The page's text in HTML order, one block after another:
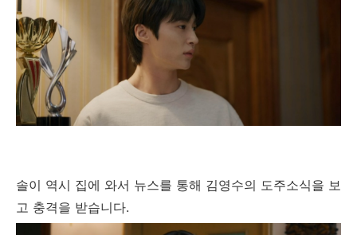
솔이 역시 집에 와서 뉴스를 통해 김영수의 도주소식을 보
고 충격을 받습니다.